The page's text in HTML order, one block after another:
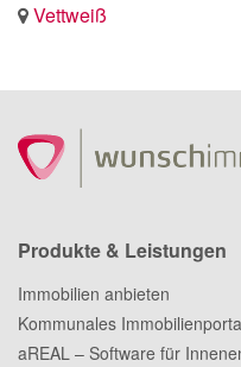
Vettweiß
Produkte & Leistungen
Immobilien anbieten
Kommunales
aREAL – Software für